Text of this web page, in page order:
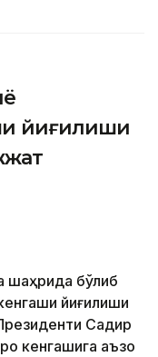
йиғилиши
шаҳрида бўлиб
йиғилиши
Садир
кенгашига аъзо